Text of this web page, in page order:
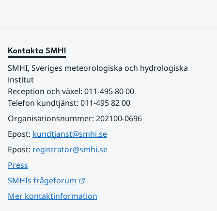
Kontakta SMHI
SMHI, Sveriges meteorologiska och hydrologiska
institut
Reception och växel: 011-495 80 00
Telefon kundtjänst: 011-495 82 00
Organisationsnummer: 202100-0696
Epost: kundtjanst@smhi.se
Epost: registrator@smhi.se
Press
SMHIs frågeforum
Mer kontaktinformation